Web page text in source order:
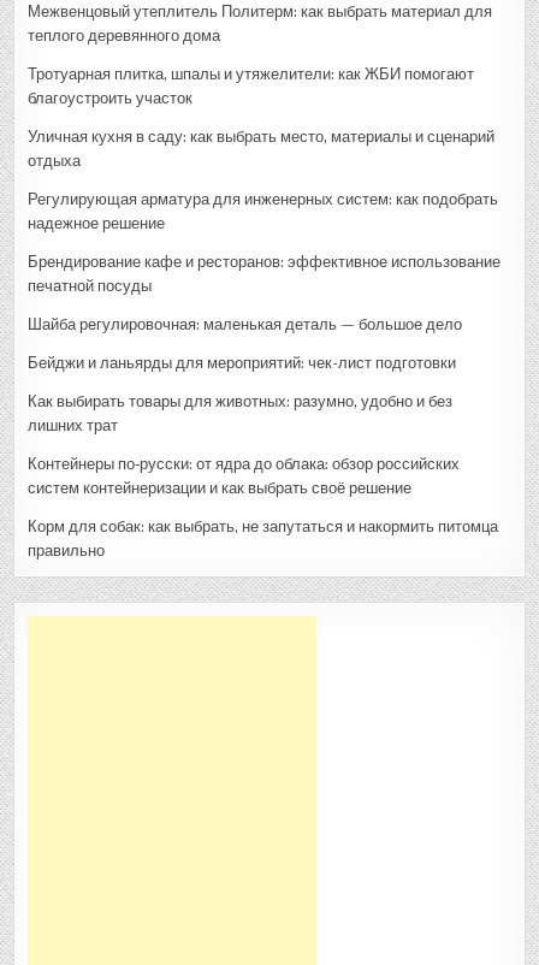
Межвенцовый утеплитель Политерм: как выбрать материал для
теплого деревянного дома
Тротуарная плитка, шпалы и утяжелители: как ЖБИ помогают
благоустроить участок
Уличная кухня в саду: как выбрать место, материалы и сценарий
отдыха
Регулирующая арматура для инженерных систем: как подобрать
надежное решение
Брендирование кафе и ресторанов: эффективное использование
печатной посуды
Шайба регулировочная: маленькая деталь — большое дело
Бейджи и ланьярды для мероприятий: чек-лист подготовки
Как выбирать товары для животных: разумно, удобно и без
лишних трат
Контейнеры по‑русски: от ядра до облака: обзор российских
систем контейнеризации и как выбрать своё решение
Корм для собак: как выбрать, не запутаться и накормить питомца
правильно